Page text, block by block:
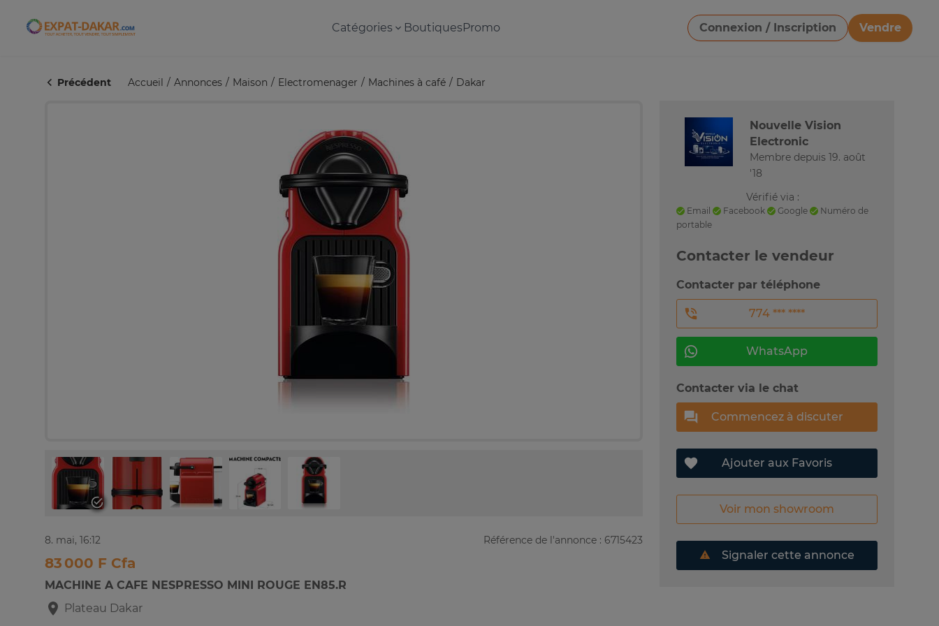
Expat-Dakar Catégories BoutiquesPromo Connexion / Inscription
Vendre
Télécharger une image
Précédent Accueil Annonces Maison Electromenager Machines à café Dakar
8. mai, 16:12 Référence de l'annonce : 6715423
83 000 F Cfa
MACHINE A CAFE NESPRESSO MINI ROUGE EN85.R
Plateau Dakar
Nouvelle Vision
Electronic
Membre depuis 19. août
'18
Vérifié via :
Email Facebook Google
Numéro de
portable
Contacter le vendeur
Contacter par téléphone
774 *** ****
WhatsApp
Contacter via le chat
Commencez à discuter
Ajouter aux Favoris
Voir mon showroom
Signaler cette annonce